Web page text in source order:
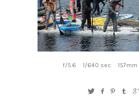
f/5.6 1/640 sec 157mm